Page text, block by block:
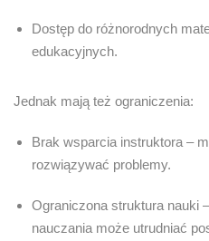
Dostęp do różnorodnych
edukacyjnych.
Jednak mają też ograniczenia:
Brak wsparcia instruktora –
rozwiązywać problemy.
Ograniczona struktura nauki
nauczania może utrudniać